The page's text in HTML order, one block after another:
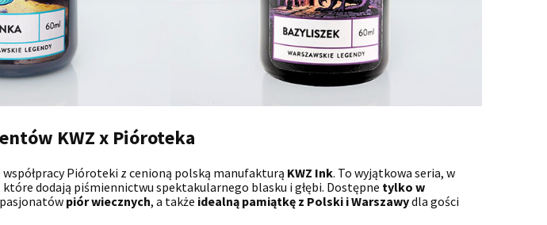
KWZ x Pióroteka
Pióroteki z cenioną polską manufakturą KWZ Ink. To wyjątkowa seria, w
które dodają piśmiennictwu spektakularnego blasku i głębi. Dostępne tylko w
piór wiecznych, a także idealną pamiątkę z Polski i Warszawydla gości